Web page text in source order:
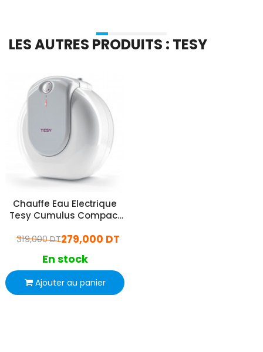
LES AUTRES PRODUITS : TESY
Chauffe Eau Electrique
Tesy Cumulus Compact
279,000 DT
319,000 DT
En stock
Ajouter au panier